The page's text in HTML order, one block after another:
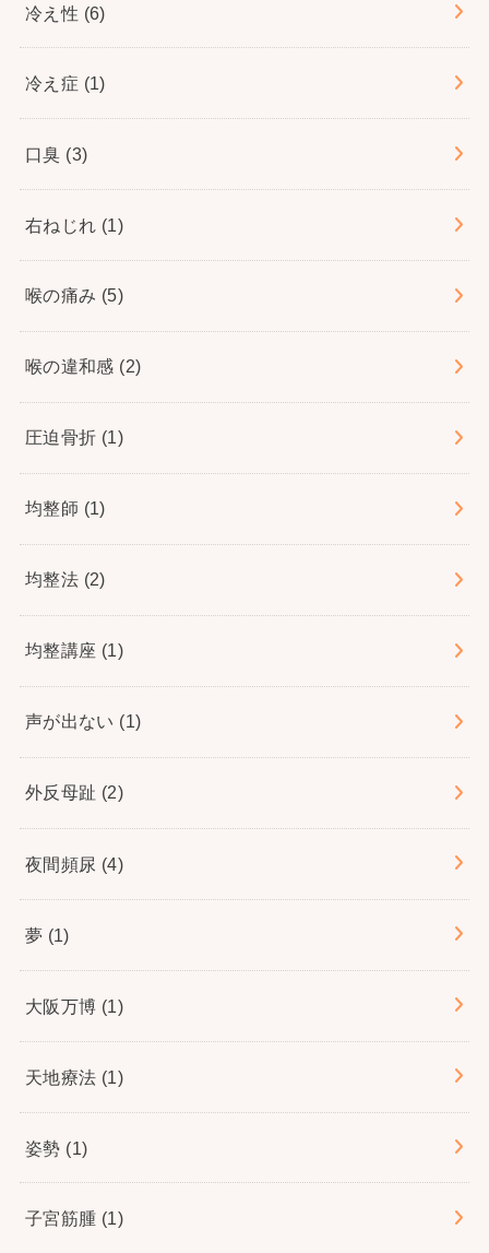
冷え性 (6)
冷え症 (1)
口臭 (3)
右ねじれ (1)
喉の痛み (5)
喉の違和感 (2)
圧迫骨折 (1)
均整師 (1)
均整法 (2)
均整講座 (1)
声が出ない (1)
外反母趾 (2)
夜間頻尿 (4)
夢 (1)
大阪万博 (1)
天地療法 (1)
姿勢 (1)
子宮筋腫 (1)